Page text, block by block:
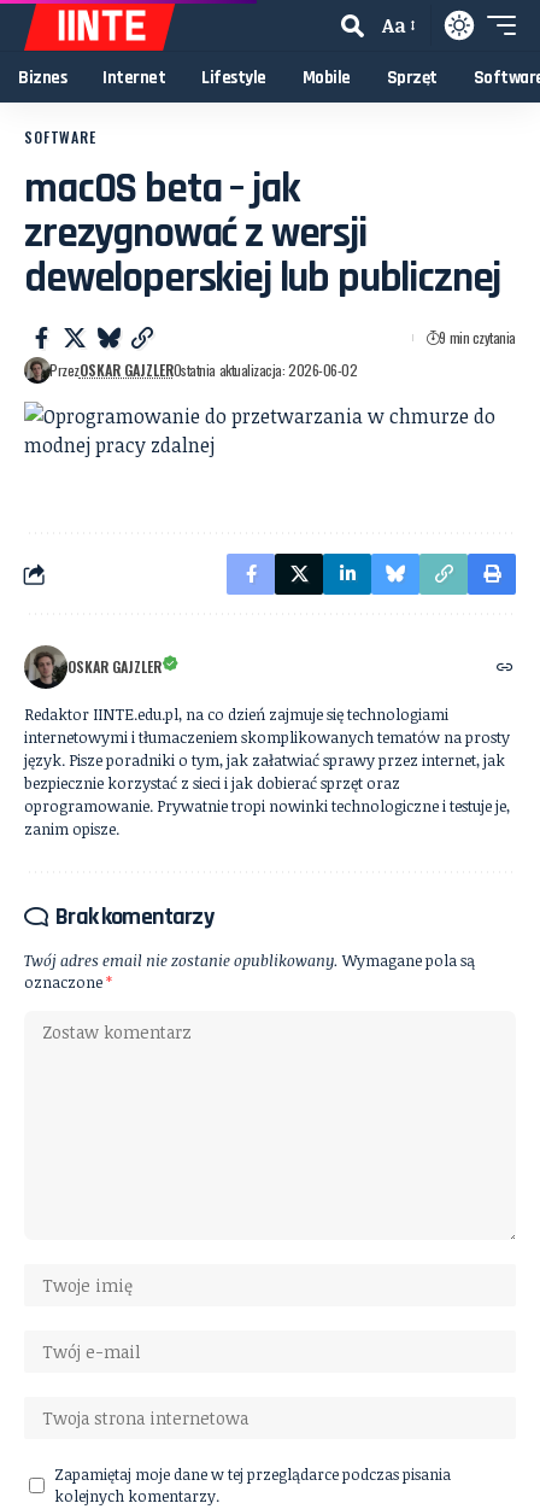
Zmiana
rozmiaru
czcionki
Aa
Biznes Internet Lifestyle Mobile Sprzęt
SOFTWARE
macOS beta – jak
zrezygnować z wersji
deweloperskiej lub publicznej
PrzezOSKAR GAJZLEROstatnia aktualizacja: 2026-06-02
9 min czytania
OSKAR GAJZLER
Redaktor IINTE.edu.pl, na co dzień zajmuje się technologiami
internetowymi i tłumaczeniem skomplikowanych tematów na prosty
język. Pisze poradniki o tym, jak załatwiać sprawy przez internet, jak
bezpiecznie korzystać z sieci i jak dobierać sprzęt oraz
oprogramowanie. Prywatnie tropi nowinki technologiczne i testuje je,
zanim opisze.
Brak komentarzy
Twój adres email nie zostanie opublikowany. Wymagane pola są
oznaczone*
Zapamiętaj moje dane w tej przeglądarce podczas pisania
kolejnych komentarzy.